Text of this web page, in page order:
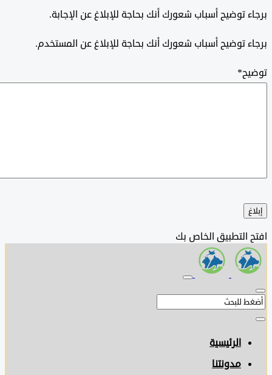
توضيح أسباب شعورك أنك بحاجة للإبلاغ عن الإجابة.
توضيح أسباب شعورك أنك بحاجة للإبلاغ عن المستخدم.
*
التطبيق الخاص بك
الرئيسية
مدونتنا